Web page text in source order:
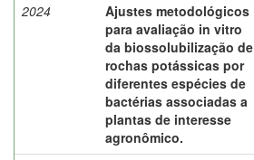
2024
Ajustes metodológicos
para avaliação in vitro
da biossolubilização de
rochas potássicas por
diferentes espécies de
bactérias associadas a
plantas de interesse
agronômico.